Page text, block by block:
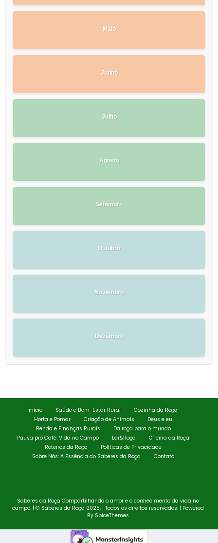
Maio
Junho
Julho
Agosto
Setembro
Outubro
Novembro
Dezembro
início Saúde e Bem-Estar Rural
Cozinha da Roça
Horta e Pomar
Criação de Animais
Deus e eu
Renda e Finanças Rurais
Da roça para o mundo
Pausa pro Café: Vida no Campo
Lar&Roça
Oficina da Roça
Roteiros da Roça
Políticas de Privacidade
Sobre Nós: A Essência do Saberes da Roça
Contato
Saberes da Roça Compartilhando o amor e o conhecimento da vida no
campo. | © Saberes da Roça 2025. | Todos os direitos reservados. | Powered
By SpiceThemes